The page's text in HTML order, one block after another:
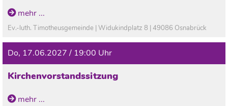
mehr ...
Ev.-luth. Timotheusgemeinde | Widukindplatz 8 | 49086 Osnabrück
Do, 17.06.2027 / 19:00 Uhr
Kirchenvorstandssitzung
mehr ...